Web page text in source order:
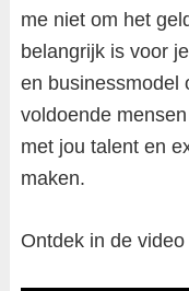
me niet om het
belangrijk is voor
en businessmodel
voldoende
met jou talent en
maken.
Ontdek in de